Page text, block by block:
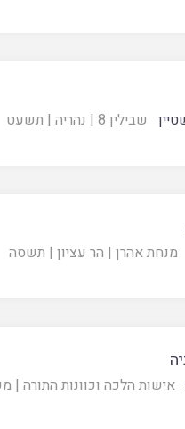
שבילין 8 | נהריה | תשעט
מנחת אהרן | הר עציון | תשסה
אישות הלכה וכוונות התורה |